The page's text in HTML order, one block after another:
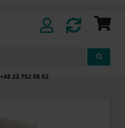
+48 22 752 08 52